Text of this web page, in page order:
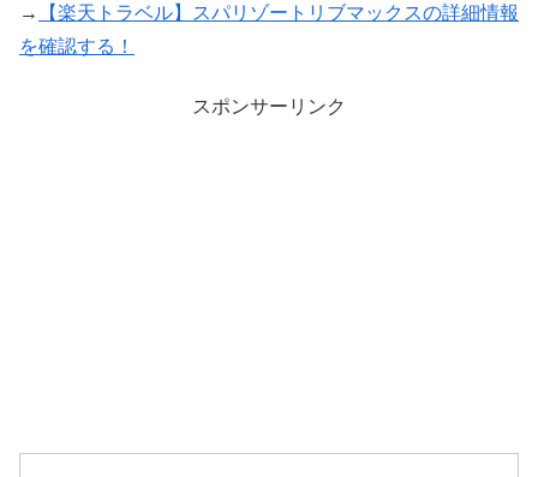
→
【楽天トラベル】スパリゾートリブマックスの詳細情報
を確認する！
スポンサーリンク